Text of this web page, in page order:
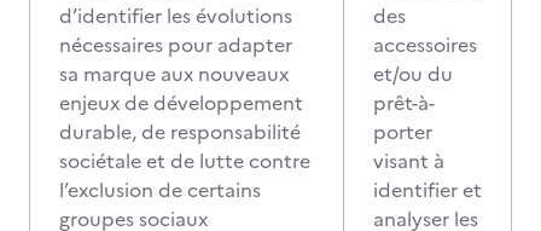
d’identifier les évolutions
nécessaires pour adapter
sa marque aux nouveaux
enjeux de développement
durable, de responsabilité
sociétale et de lutte contre
l’exclusion de certains
groupes sociaux
des
accessoires
et/ou du
prêt-à-
porter
visant à
identifier et
analyser les